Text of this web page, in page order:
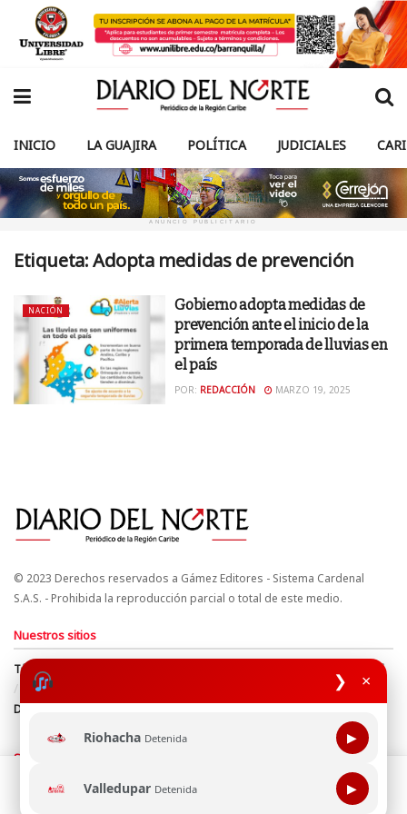
❯ ×
Riohacha Detenida ▶
Valledupar Detenida ▶
INICIO LA GUAJIRA POLÍTICA JUDICIALES
ANUNCIO PUBLICITARIO
Etiqueta:Adopta medidas de prevención
NACIÓN
Gobierno adopta medidas de
prevención ante el inicio de la
primera temporada de lluvias en
el país
POR: REDACCIÓN MARZO 19, 2025
© 2023 Derechos reservados a Gámez Editores - Sistema Cardenal
S.A.S. - Prohibida la reproducción parcial o total de este medio.
Nuestros sitios
Términos y Condiciones
Derechos de Autor y Propiedad Intelectual
Política de uso de cookies
Política de Tratamiento de Datos
Directrices Editoriales
Síguenos
Esta página web usa cookie para mejorar tu experiencia de
navegación, al continuar aceptas nuestra política de uso de